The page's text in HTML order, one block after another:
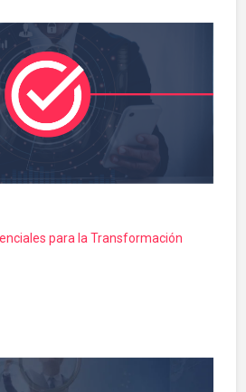
para la Transformación